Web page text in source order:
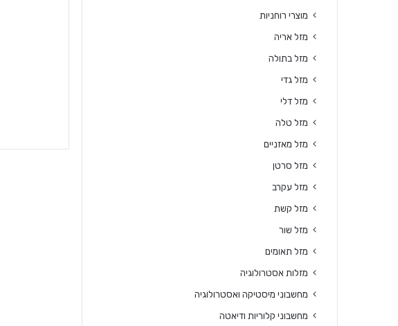
מוצרי רוחניות
מזל אריה
מזל בתולה
מזל גדי
מזל דלי
מזל טלה
מזל מאזניים
מזל סרטן
מזל עקרב
מזל קשת
מזל שור
מזל תאומים
מזלות אסטרולוגיה
מחשבוני מיסטיקה ואסטרולוגיה
מחשבוני קלוריות ודיאטה